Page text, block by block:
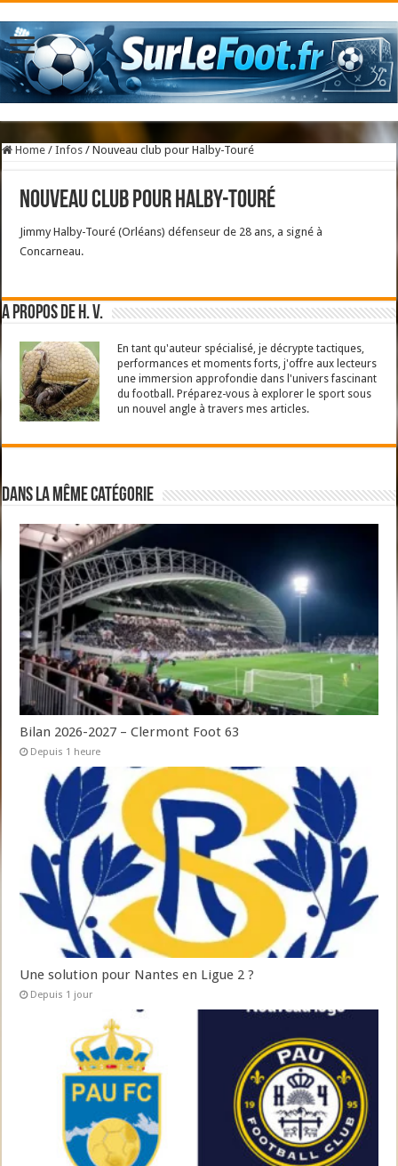
Home / Infos / Nouveau club pour Halby-Touré
Nouveau club pour Halby-Touré
Jimmy Halby-Touré (Orléans) défenseur de 28 ans, a signé à
Concarneau.
A propos de H. V.
En tant qu'auteur spécialisé, je décrypte tactiques,
performances et moments forts, j'offre aux lecteurs
une immersion approfondie dans l'univers fascinant
du football. Préparez-vous à explorer le sport sous
un nouvel angle à travers mes articles.
Dans la même catégorie
Bilan 2026-2027 – Clermont Foot 63
Depuis 1 heure
Une solution pour Nantes en Ligue 2 ?
Depuis 1 jour